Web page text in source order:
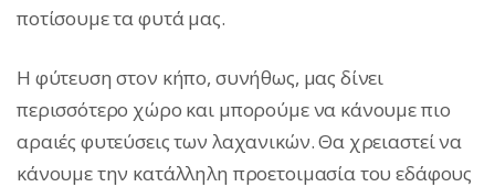
ποτίσουμε τα φυτά μας.
Η φύτευση στον κήπο, συνήθως, μας δίνει
περισσότερο χώρο και μπορούμε να κάνουμε πιο
αραιές φυτεύσεις των λαχανικών. Θα χρειαστεί να
κάνουμε την κατάλληλη προετοιμασία του εδάφους